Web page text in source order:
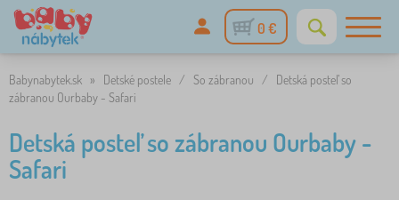
0 €
Babynabytek.sk » Detské postele / So zábranou /
Detská posteľ so
zábranou Ourbaby - Safari
Detská posteľ so zábranou Ourbaby -
Safari